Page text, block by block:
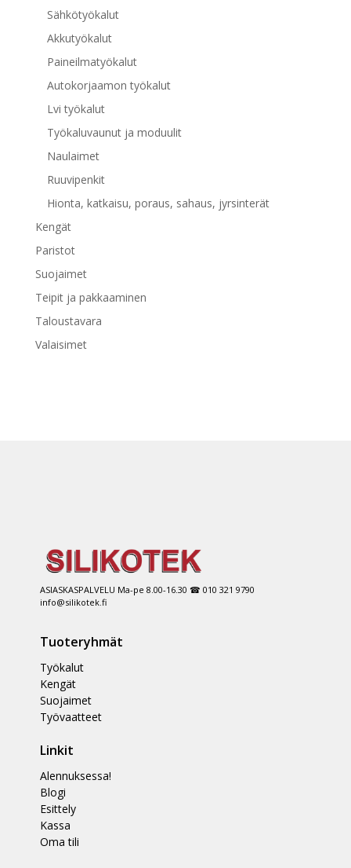
Sähkötyökalut
Akkutyökalut
Paineilmatyökalut
Autokorjaamon työkalut
Lvi työkalut
Työkaluvaunut ja moduulit
Naulaimet
Ruuvipenkit
Hionta, katkaisu, poraus, sahaus, jyrsinterät
Kengät
Paristot
Suojaimet
Teipit ja pakkaaminen
Taloustavara
Valaisimet
ASIASKASPALVELU Ma-pe 8.00-16.30 ☎ 010 321 9790
info@silikotek.fi
Tuoteryhmät
Työkalut
Kengät
Suojaimet
Työvaatteet
Linkit
Alennuksessa!
Blogi
Esittely
Kassa
Oma tili